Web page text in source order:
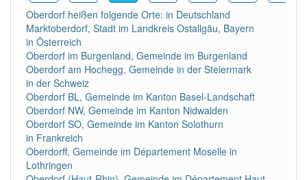
Wörter mit Endung -oberdorf
aber mit einem
anderen Artikeldas: 0
96% unserer Spielapp-Nutzer haben den Artikel
korrekt erraten.
Oberdorf heißen folgende Orte: in Deutschland
Marktoberdorf, Stadt im Landkreis Ostallgäu, Bayern
in Österreich
Oberdorf im Burgenland, Gemeinde im Burgenland
Oberdorf am Hochegg, Gemeinde in der Steiermark
in der Schweiz
Oberdorf BL, Gemeinde im Kanton Basel-Landschaft
Oberdorf NW, Gemeinde im Kanton Nidwalden
Oberdorf SO, Gemeinde im Kanton Solothurn
in Frankreich
Oberdorff, Gemeinde im Département Moselle in
Lothringen